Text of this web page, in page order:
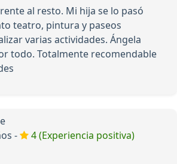
al resto. Mi hija se lo pasó
teatro, pintura y paseos
varias actividades. Ángela
todo. Totalmente recomendable
-
4 (Experiencia positiva)